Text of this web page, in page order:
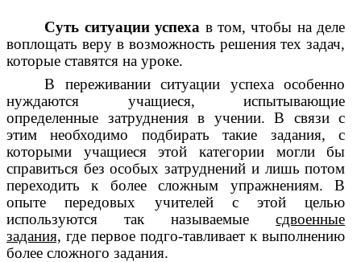
Суть ситуации успеха в том, чтобы на деле
воплощать веру в возможность решения тех задач,
которые ставятся на уроке.
В переживании ситуации успеха особенно
нуждаются учащиеся, испытывающие
определенные затруднения в учении. В связи с
этим необходимо подбирать такие задания, с
которыми учащиеся этой категории могли бы
справиться без особых затруднений и лишь потом
переходить к более сложным упражнениям. В
опыте передовых учителей с этой целью
используются так называемыесдвоенные
задания, где первое подго-тавливает к выполнению
более сложного задания.